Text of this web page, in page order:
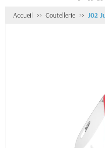
Accueil Coutellerie J02